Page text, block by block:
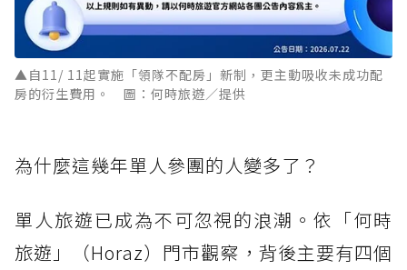
▲自11/ 11起實施「領隊不配房」新制，更主動吸收未成功配
房的衍生費用。 圖：何時旅遊／提供
為什麼這幾年單人參團的人變多了？
單人旅遊已成為不可忽視的浪潮。依「何時
旅遊」（Horaz）門市觀察，背後主要有四個